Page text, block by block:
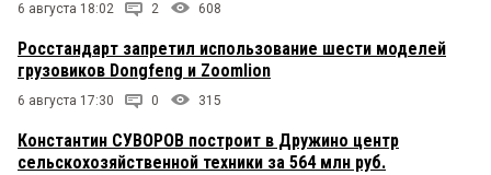
6 августа 18:02 2 608
Росстандарт запретил использование шести моделей
грузовиков Dongfeng и Zoomlion
6 августа 17:30 0 315
Константин СУВОРОВ построит в Дружино центр
сельскохозяйственной техники за 564 млн руб.